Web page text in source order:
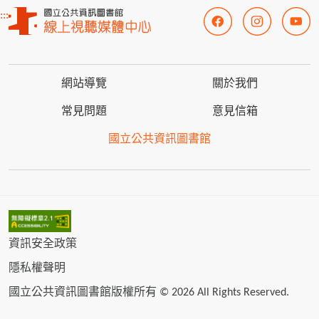
:::
網站導覽 關於我們
常見問題 意見信箱
國立公共資訊圖書館
資訊安全政策
隱私權聲明
國立公共資訊圖書館版權所有 © 2026 All Rights Reserved.